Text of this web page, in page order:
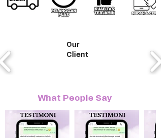
Our
Client
What People Say